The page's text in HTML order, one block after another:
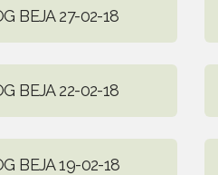
BEJA 27-02-18
BEJA 22-02-18
BEJA 19-02-18